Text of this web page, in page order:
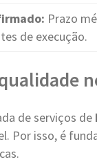
Prazo
de execução.
de serviços de
Por isso, é